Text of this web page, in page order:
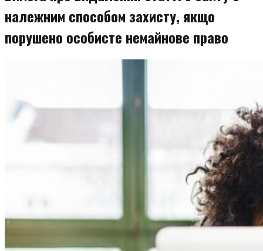
належним способом захисту, якщо
порушено особисте немайнове право